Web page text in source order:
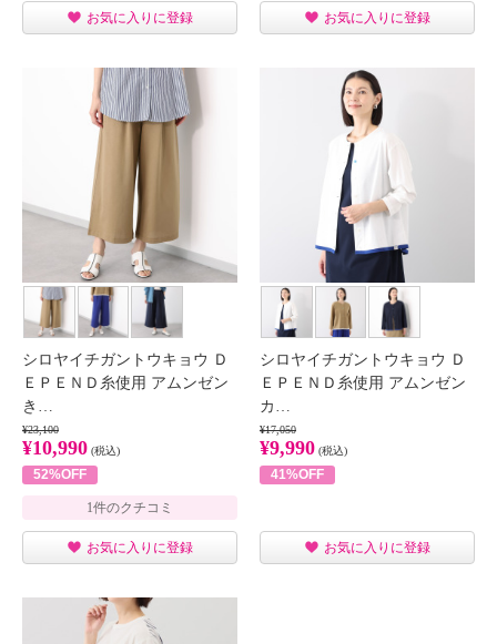
お気に入りに登録 お気に入りに登録
シロヤイチガントウキョウ Ｄ
ＥＰＥＮＤ糸使用 アムンゼン
き…
¥23,100
¥10,990 (税込)
52%OFF
1件のクチコミ
お気に入りに登録
シロヤイチガントウキョウ Ｄ
ＥＰＥＮＤ糸使用 アムンゼン
カ…
¥17,050
¥9,990 (税込)
41%OFF
お気に入りに登録